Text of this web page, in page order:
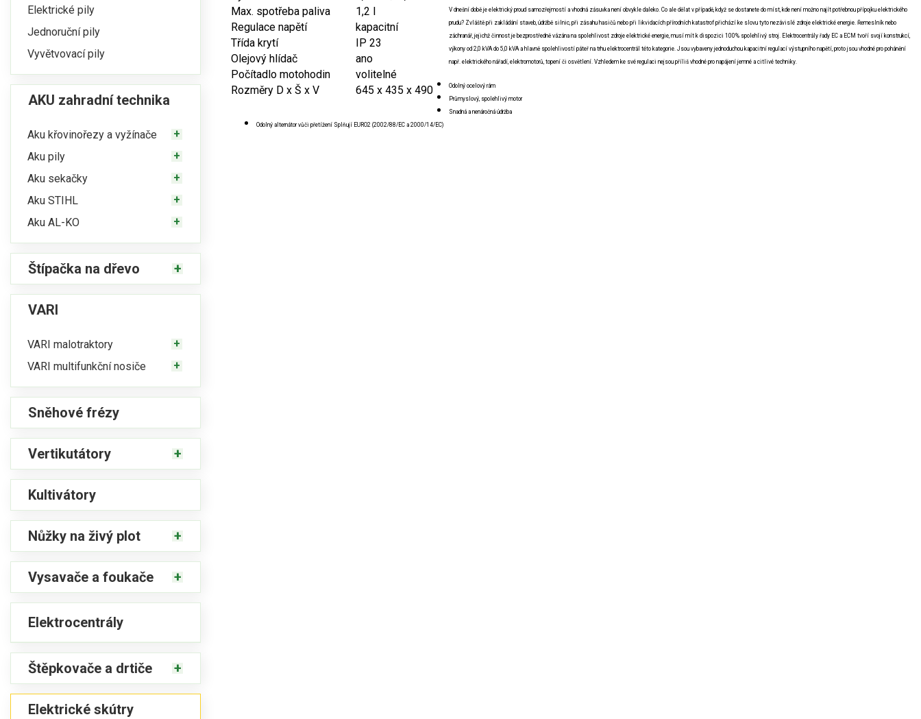
Elektrické pily
Jednoruční pily
Vyvětvovací pily
AKU zahradní technika
Aku křovinořezy a vyžínače
Aku pily
Aku sekačky
Aku STIHL
Aku AL-KO
Štípačka na dřevo
VARI
VARI malotraktory
VARI multifunkční nosiče
Sněhové frézy
Vertikutátory
Kultivátory
Nůžky na živý plot
Vysavače a foukače
Elektrocentrály
Štěpkovače a drtiče
Elektrické skútry
Max. spotřeba paliva
1,2 l
Regulace napětí
kapacitní
Třída krytí
IP 23
Olejový hlídač
ano
Počítadlo motohodin
volitelné
Rozměry D x Š x V
645 x 435 x 490
V dnešní době je elektrický proud samozřejmostí a vhodná zásuvka není obvykle daleko. Co ale dělat v případě, když se dostanete do míst, kde není možno najít potřebnou přípojku elektrického
prudu? Zvláště při zakládání staveb, údržbě silnic, při zásahu hasičů nebo při likvidacích přírodních katastrof přichází ke slovu tyto nezávislé zdroje elektrické energie. Řemeslník nebo
záchranář, jejichž činnost je bezprostředně vázána na spolehlivost zdroje elektrické energie, musí mít k dispozici 100% spolehlivý stroj. Elektrocentrály řady EC a ECM tvoří svojí konstrukcí,
výkony od 2,0 kVA do 5,0 kVA a hlavně spolehlivostí páteř na trhu elektrocentrál této kategorie. Jsou vybaveny jednoduchou kapacitní regulací výstupního napětí, proto jsou vhodné pro pohánění
např. elektrického nářadí, elektromotorů, topení či osvětlení. Vzhledem ke své regulaci nejsou příliš vhodné pro napájení jemné a citlivé techniky.
Odolný ocelový rám
Průmyslový, spolehlivý motor
Snadná a nenáročná údržba
Odolný alternátor vůči přetížení Splňují EURO2 (2002/88/EC a 2000/14/EC)